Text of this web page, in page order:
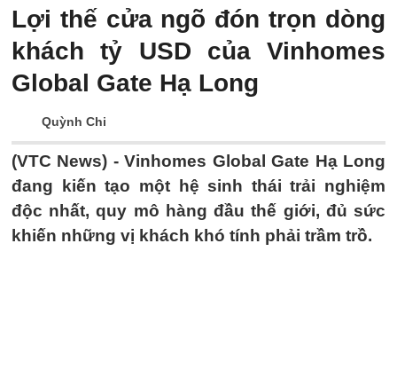
Lợi thế cửa ngõ đón trọn dòng
khách tỷ USD của Vinhomes
Global Gate Hạ Long
Quỳnh Chi
(VTC News) -Vinhomes Global Gate Hạ Long
đang kiến tạo một hệ sinh thái trải nghiệm
độc nhất, quy mô hàng đầu thế giới, đủ sức
khiến những vị khách khó tính phải trầm trồ.